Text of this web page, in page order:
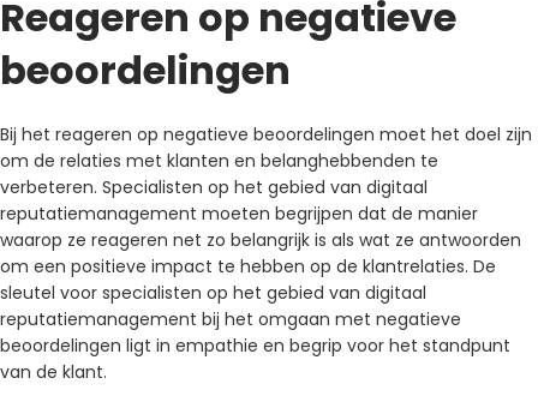
Reageren op negatieve
beoordelingen
Bij het reageren op negatieve beoordelingen moet het doel zijn
om de relaties met klanten en belanghebbenden te
verbeteren. Specialisten op het gebied van digitaal
reputatiemanagement moeten begrijpen dat de manier
waarop ze reageren net zo belangrijk is als wat ze antwoorden
om een ​​positieve impact te hebben op de klantrelaties. De
sleutel voor specialisten op het gebied van digitaal
reputatiemanagement bij het omgaan met negatieve
beoordelingen ligt in empathie en begrip voor het standpunt
van de klant.